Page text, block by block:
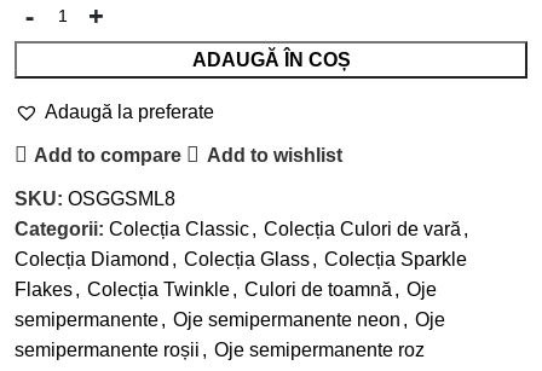
ADAUGĂ ÎN COȘ
Adaugă la preferate
Add to compare Add to wishlist
SKU: OSGGSML8
Categorii: Colecția Classic, Colecția Culori de vară ,
Colecția Diamond , Colecția Glass, Colecția Sparkle
Flakes, Colecția Twinkle, Culori de toamnă , Oje
semipermanente, Oje semipermanente neon , Oje
semipermanente roșii , Oje semipermanente roz